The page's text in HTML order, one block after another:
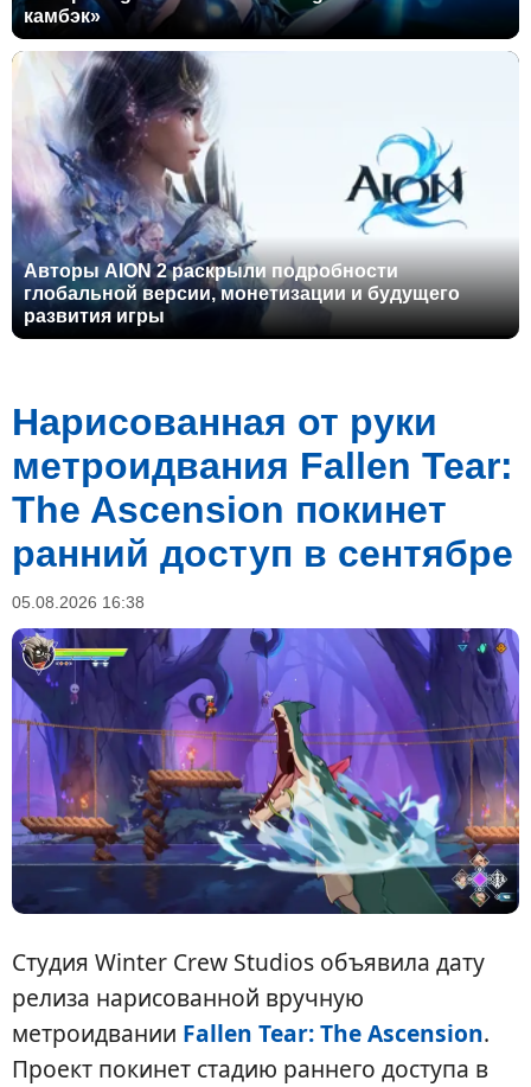
камбэк»
Авторы AION 2 раскрыли подробности
глобальной версии, монетизации и будущего
развития игры
Нарисованная от руки
метроидвания Fallen Tear:
The Ascension покинет
ранний доступ в сентябре
05.08.2026 16:38
Студия Winter Crew Studios объявила дату
релиза нарисованной вручную
метроидвании Fallen Tear: The Ascension.
Проект покинет стадию раннего доступа в